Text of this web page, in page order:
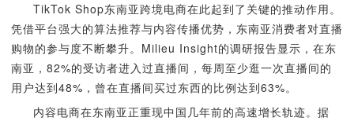
TikTok Shop东南亚跨境电商在此起到了关键的推动作用。
凭借平台强大的算法推荐与内容传播优势，东南亚消费者对直播
购物的参与度不断攀升。Milieu Insight的调研报告显示，在东
南亚，82%的受访者进入过直播间，每周至少逛一次直播间的
用户达到48%，曾在直播间买过东西的比例达到63%。
内容电商在东南亚正重现中国几年前的高速增长轨迹。据